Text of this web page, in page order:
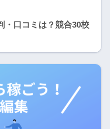
・口コミは？競合30校